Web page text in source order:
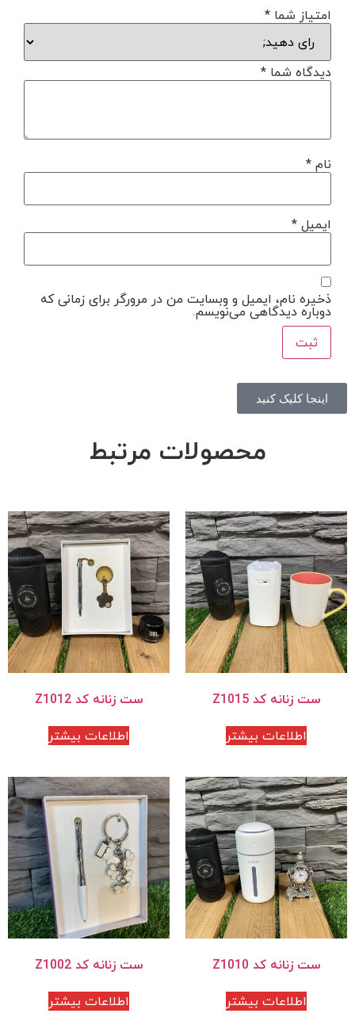
امتیاز شما *
دیدگاه شما *
نام*
ایمیل*
ذخیره نام، ایمیل و وبسایت من در مرورگر برای زمانی که
دوباره دیدگاهی می‌نویسم.
اینجا کلیک کنید
محصولات مرتبط
ست زنانه کد Z1015
اطلاعات بیشتر
ست زنانه کد Z1012
اطلاعات بیشتر
ست زنانه کد Z1010
اطلاعات بیشتر
ست زنانه کد Z1002
اطلاعات بیشتر